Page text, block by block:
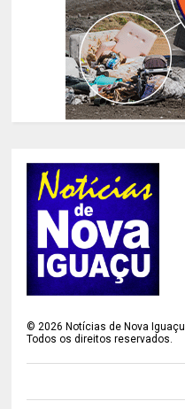
©2026 Notícias de Nova Iguaçu
Todos os direitos reservados.